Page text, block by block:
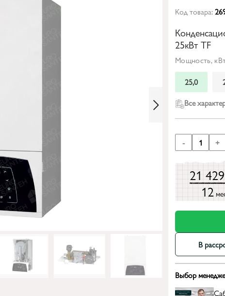
Код товара:
25кВт TF
Мощность,
25,0
Все
- 1 +
21
12
В
Выбор